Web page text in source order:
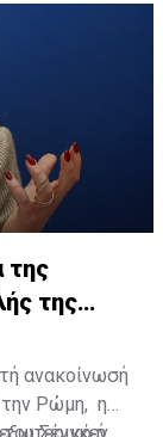
της
της
ανακοίνωσή
την Ρώμη, η